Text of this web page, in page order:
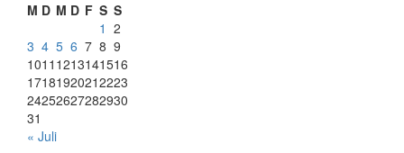
M D M D F S S
1 2
3 4 5 6 7 8 9
1011 1213141516
17181920212223
24252627282930
31
« Juli